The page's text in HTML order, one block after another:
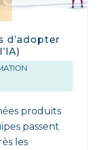
d’adopter
produits
passent
les